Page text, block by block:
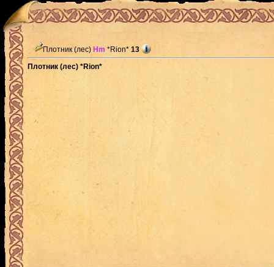
Плотник (лес) Hm *Rion* 13
Плотник (лес) *Rion*